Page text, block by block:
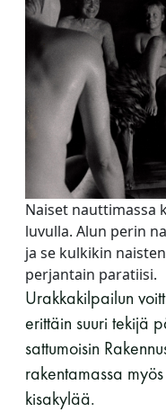
Naiset nauttimassa
luvulla. Alun perin
ja se kulkikin
perjantain paratiisi.
Urakkakilpailun
erittäin suuri tekijä
sattumoisin
rakentamassa
kisakylää.